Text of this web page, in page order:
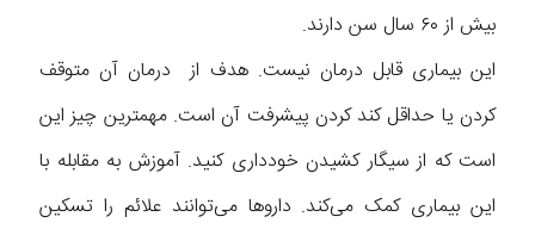
بیش از ۶۰ سال سن دارند.
این بیماری قابل درمان نیست. هدف از درمان آن متوقف
کردن یا حداقل کند کردن پیشرفت آن است. مهمترین چیز این
است که از سیگار کشیدن خودداری کنید. آموزش به مقابله با
این بیماری کمک می‌کند. دارو‌ها می‌توانند علائم را تسکین